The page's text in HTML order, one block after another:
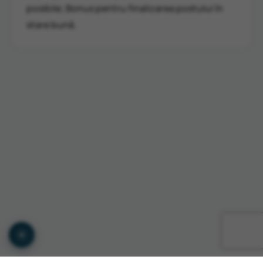
posibile; Bonus pentru finalizarea postului în
stare bună.